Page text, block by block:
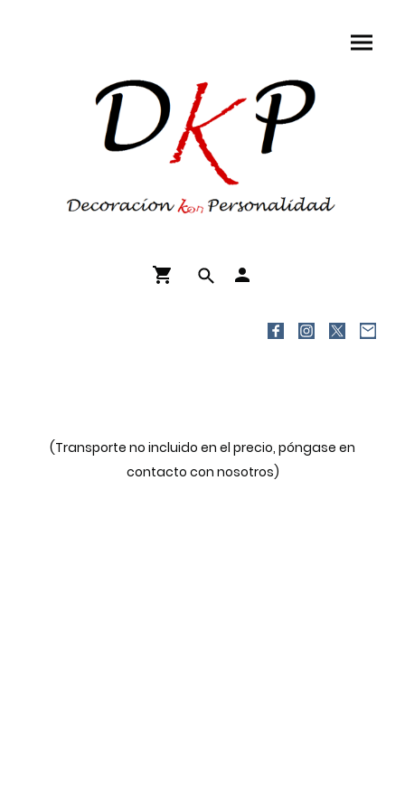
(Transporte no incluido en el precio, póngase en
contacto con nosotros)